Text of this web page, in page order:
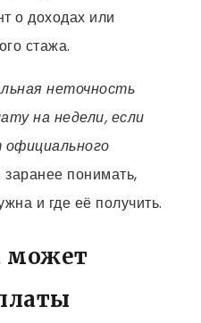
о доходах или
стажа.
неточность
на недели, если
понимать,
и где её получить.
может